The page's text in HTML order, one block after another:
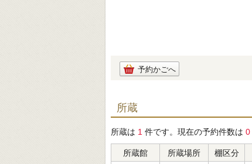
予約かごへ
所蔵
所蔵は 1 件です。現在の予約件数は 0
所蔵館 所蔵場所 棚区分